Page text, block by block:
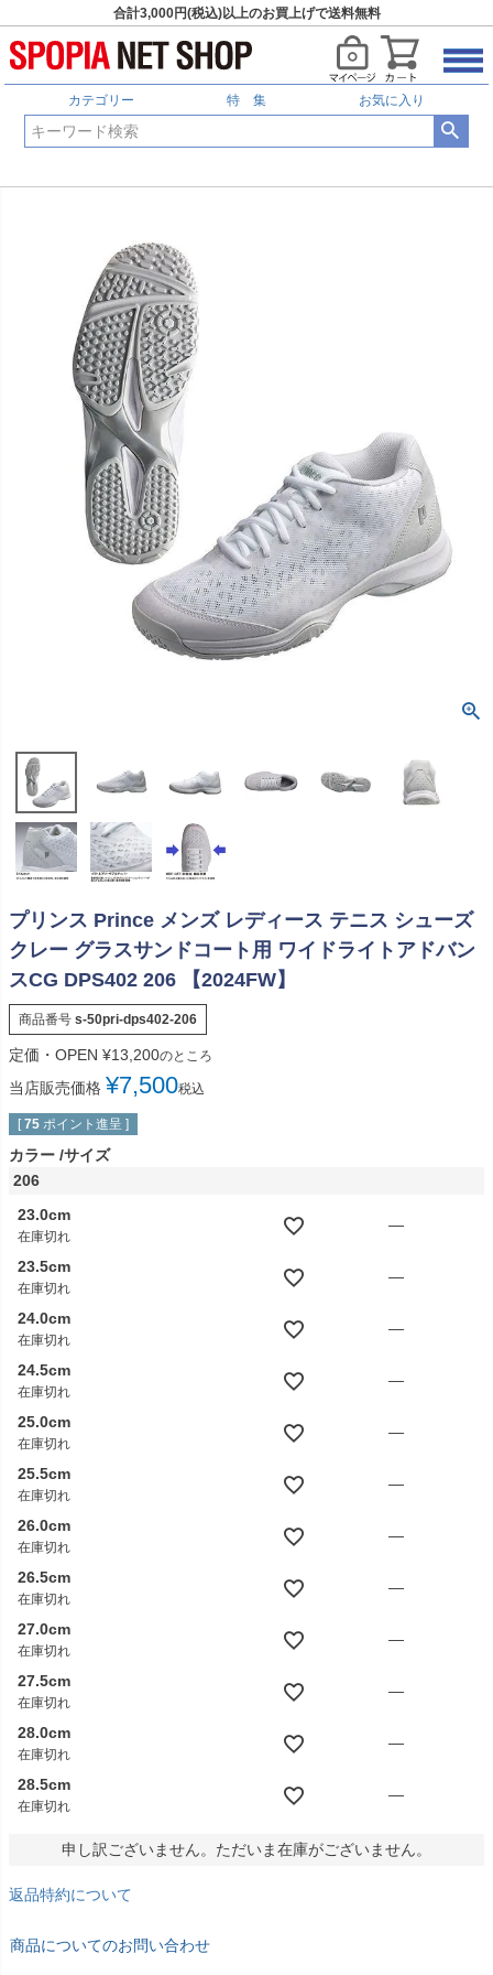
合計3,000円(税込)以上のお買上げで送料無料
カテゴリー 特 集 お気に入り
プリンス Prince メンズ レディース テニス シューズ
クレー グラスサンドコート用 ワイドライトアドバン
スCG DPS402 206 【2024FW】
商品番号 s-50pri-dps402-206
定価・OPEN ¥13,200のところ
当店販売価格 ¥7,500税込
[ 75 ポイント進呈 ]
カラー サイズ
206
23.0cm
在庫切れ
—
23.5cm
在庫切れ
—
24.0cm
在庫切れ
—
24.5cm
在庫切れ
—
25.0cm
在庫切れ
—
25.5cm
在庫切れ
—
26.0cm
在庫切れ
—
26.5cm
在庫切れ
—
27.0cm
在庫切れ
—
27.5cm
在庫切れ
—
28.0cm
在庫切れ
—
28.5cm
在庫切れ
—
申し訳ございません。ただいま在庫がございません。
返品特約について
商品についてのお問い合わせ